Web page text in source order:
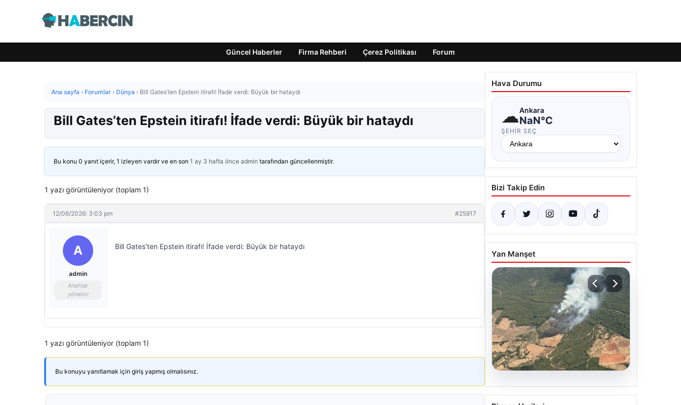
Güncel Haberler Firma Rehberi Çerez Politikası Forum
Ana sayfa › Forumlar › Dünya › Bill Gates’ten Epstein itirafı! İfade verdi: Büyük bir hataydı
Bill Gates’ten Epstein itirafı! İfade verdi: Büyük bir hataydı
Bu konu 0 yanıt içerir, 1 izleyen vardır ve en son 1 ay 3 hafta önce admin tarafından güncellenmiştir.
1 yazı görüntüleniyor (toplam 1)
12/06/2026: 3:03 pm #25917
A
admin
Anahtar
yönetici
Bill Gates’ten Epstein itirafı! İfade verdi: Büyük bir hataydı
1 yazı görüntüleniyor (toplam 1)
Bu konuyu yanıtlamak için giriş yapmış olmalısınız.
Hava Durumu
☁Ankara
NaN°C
ŞEHIR SEÇ
Bizi Takip Edin
Yan Manşet
05.08.2026
Muğla Yatağan’da orman